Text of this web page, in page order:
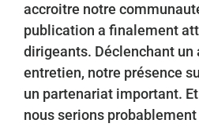
accroitre notre
publication a finalement
dirigeants. Déclenchant un
entretien, notre présence
un partenariat important.
nous serions probablement